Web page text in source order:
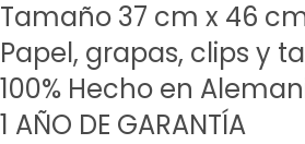
Tamaño 37 cm x 46
Papel, grapas, clips y
100% Hecho en
1 AÑO DE GARANTÍA